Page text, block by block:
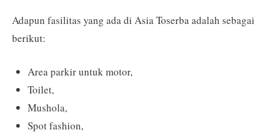
Adapun fasilitas yang ada di Asia Toserba adalah sebagai
berikut:
Area parkir untuk motor,
Toilet,
Mushola,
Spot fashion,